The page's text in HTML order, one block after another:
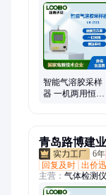
智能气溶胶采样
器 一机两用恒流
青岛路博建
6年
回复及时 出价
主营： 气体检测
器、大气采样器